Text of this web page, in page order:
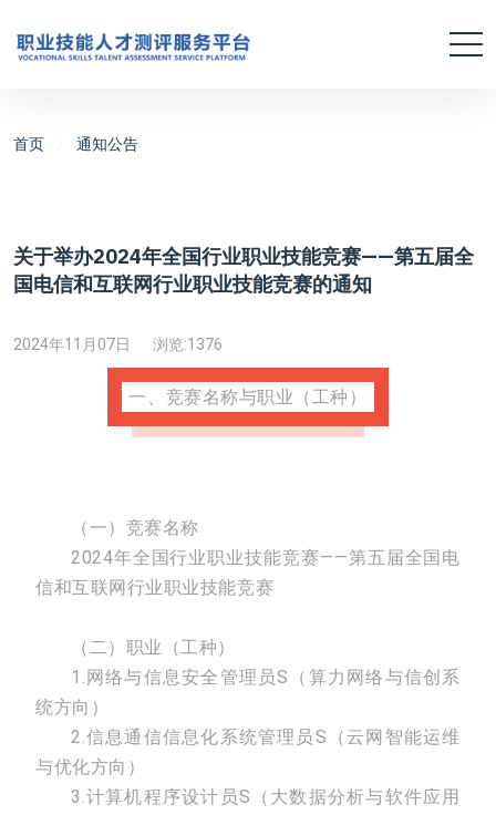
首页 通知公告
关于举办2024年全国行业职业技能竞赛——第五届全
国电信和互联网行业职业技能竞赛的通知
2024年11月07日 浏览:1376
一、竞赛名称与职业（工种）
（一）竞赛名称
2024年全国行业职业技能竞赛——第五届全国电
信和互联网行业职业技能竞赛
（二）职业（工种）
1.网络与信息安全管理员S（算力网络与信创系
统方向）
2.信息通信信息化系统管理员S（云网智能运维
与优化方向）
3.计算机程序设计员S（大数据分析与软件应用